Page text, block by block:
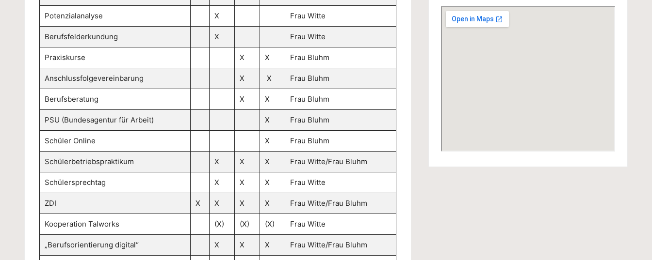
-
S
c
h
ul
e
W
u
p
p
er
ta
Potenzialanalyse X Frau Witte
Berufsfelderkundung X Frau Witte
Praxiskurse X X Frau Bluhm
Anschlussfolgevereinbarung X X Frau Bluhm
Berufsberatung X X Frau Bluhm
PSU (Bundesagentur für Arbeit) X Frau Bluhm
Schüler Online X Frau Bluhm
Schülerbetriebspraktikum X X X Frau Witte/Frau Bluhm
Schülersprechtag X X X Frau Witte
ZDI X X X X Frau Witte/Frau Bluhm
Kooperation Talworks (X) (X) (X) Frau Witte
„Berufsorientierung digital“ X X X Frau Witte/Frau Bluhm